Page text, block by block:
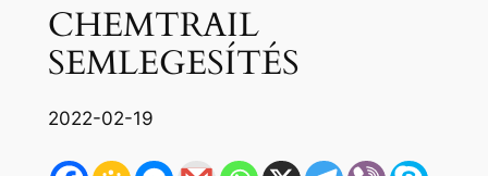
CHEMTRAIL
SEMLEGESÍTÉS
2022-02-19